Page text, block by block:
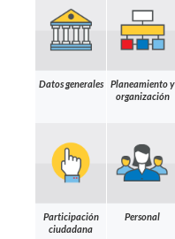
Datos generales
Planeamiento y
organización
Participación
ciudadana
Personal